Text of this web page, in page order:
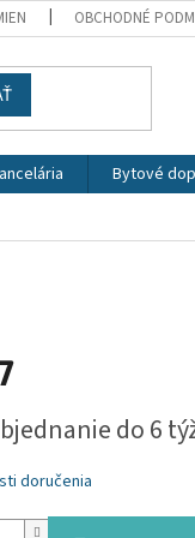
OBCHODNÉ
Bytové
do 6
doručenia